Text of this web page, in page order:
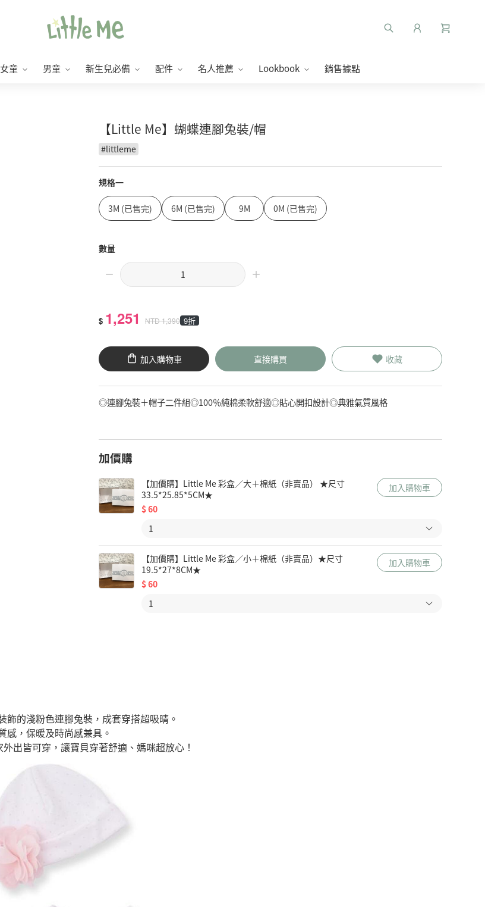
女童 男童 新生兒必備 配件 名人推薦 Lookbook 銷售據點
【Little Me】蝴蝶連腳兔裝/帽
#littleme
規格一
3M (已售完) 6M (已售完) 9M 0M (已售完)
數量
$ 1,251 NTD1,390 9折
加入購物車 直接購買 收藏
◎連腳兔裝＋帽子二件組◎100％純棉柔軟舒適◎貼心開扣設計◎典雅氣質風格
加價購
【加價購】Little Me 彩盒／大＋棉紙（非賣品） ★尺寸
33.5*25.85*5CM★
$60
加入購物車
【加價購】Little Me 彩盒／小＋棉紙（非賣品）★尺寸
19.5*27*8CM★
$60
加入購物車
的淺粉色連腳兔裝，成套穿搭超吸晴。
感，保暖及時尚感兼具。
出皆可穿，讓寶貝穿著舒適、媽咪超放心！